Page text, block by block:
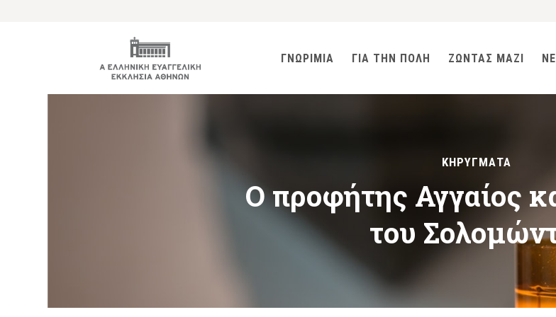
ΓΝΩΡΙΜΙΑ ΓΙΑ ΤΗΝ ΠΟΛΗ ΖΩΝΤΑΣ ΜΑΖΙ
ΚΗΡΥΓΜΑΤΑ
Ο προφήτης Αγγαίος
του